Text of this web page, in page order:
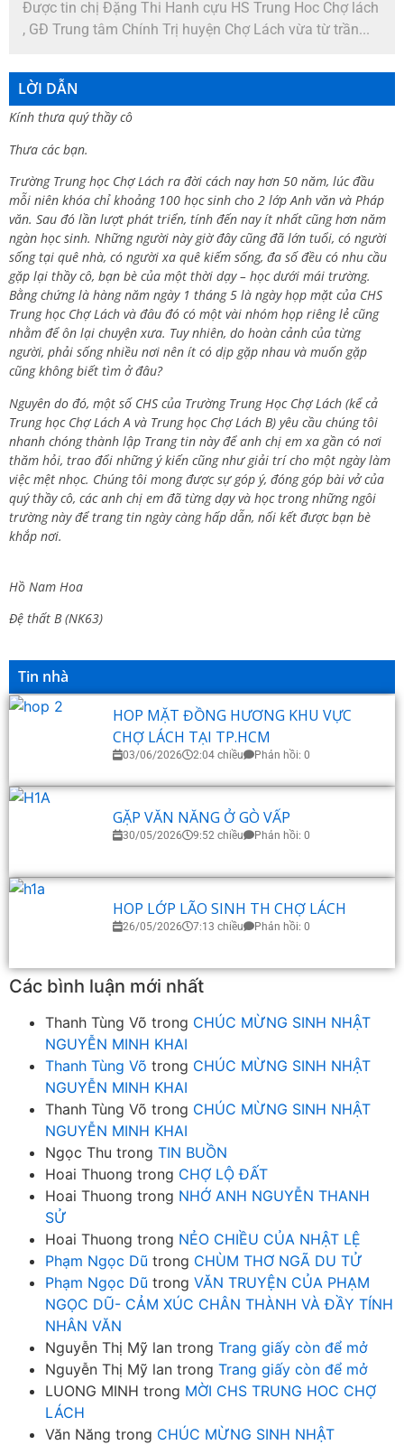
Được tin chị Đặng Thi Hanh cựu HS Trung Hoc Chợ lách
, GĐ Trung tâm Chính Trị huyện Chợ Lách vừa từ trần...
LỜI DẪN
Kính thưa quý thầy cô
Thưa các bạn.
Trường Trung học Chợ Lách ra đời cách nay hơn 50 năm, lúc đầu
mỗi niên khóa chỉ khoảng 100 học sinh cho 2 lớp Anh văn và Pháp
văn. Sau đó lần lượt phát triển, tính đến nay ít nhất cũng hơn năm
ngàn học sinh. Những người này giờ đây cũng đã lớn tuổi, có người
sống tại quê nhà, có người xa quê kiếm sống, đa số đều có nhu cầu
gặp lại thầy cô, bạn bè của một thời dạy – học dưới mái trường.
Bằng chứng là hàng năm ngày 1 tháng 5 là ngày họp mặt của CHS
Trung học Chợ Lách và đâu đó có một vài nhóm họp riêng lẻ cũng
nhằm để ôn lại chuyện xưa. Tuy nhiên, do hoàn cảnh của từng
người, phải sống nhiều nơi nên ít có dịp gặp nhau và muốn gặp
cũng không biết tìm ở đâu?
Nguyên do đó, một số CHS của Trường Trung Học Chợ Lách (kể cả
Trung học Chợ Lách A và Trung học Chợ Lách B) yêu cầu chúng tôi
nhanh chóng thành lập Trang tin này để anh chị em xa gần có nơi
thăm hỏi, trao đổi những ý kiến cũng như giải trí cho một ngày làm
việc mệt nhọc. Chúng tôi mong được sự góp ý, đóng góp bài vở của
quý thầy cô, các anh chị em đã từng dạy và học trong những ngôi
trường này để trang tin ngày càng hấp dẫn, nối kết được bạn bè
khắp nơi.
Hồ Nam Hoa
Đệ thất B (NK63)
Tin nhà
HOP MẶT ĐỒNG HƯƠNG KHU VỰC
CHỢ LÁCH TẠI TP.HCM
03/06/2026 2:04 chiều Phản hồi: 0
GẶP VĂN NĂNG Ở GÒ VẤP
30/05/2026 9:52 chiều Phản hồi: 0
HOP LỚP LÃO SINH TH CHỢ LÁCH
26/05/2026 7:13 chiều Phản hồi: 0
Các bình luận mới nhất
Thanh Tùng Võ trong CHÚC MỪNG SINH NHẬT
NGUYỄN MINH KHAI
Thanh Tùng Võ trong CHÚC MỪNG SINH NHẬT
NGUYỄN MINH KHAI
Thanh Tùng Võ trong CHÚC MỪNG SINH NHẬT
NGUYỄN MINH KHAI
Ngọc Thu trong TIN BUỒN
Hoai Thuong trong CHỢ LỘ ĐẤT
Hoai Thuong trong NHỚ ANH NGUYỄN THANH
SỬ
Hoai Thuong trong NẺO CHIỀU CỦA NHẬT LỆ
Phạm Ngọc Dũ trong CHÙM THƠ NGÃ DU TỬ
Phạm Ngọc Dũ trong VĂN TRUYỆN CỦA PHẠM
NGỌC DŨ- CẢM XÚC CHÂN THÀNH VÀ ĐẦY TÍNH
NHÂN VĂN
Nguyễn Thị Mỹ lan trong Trang giấy còn để mở
Nguyễn Thị Mỹ lan trong Trang giấy còn để mở
LUONG MINH trong MỜI CHS TRUNG HOC CHỢ
LÁCH
Văn Năng trong CHÚC MỪNG SINH NHẬT